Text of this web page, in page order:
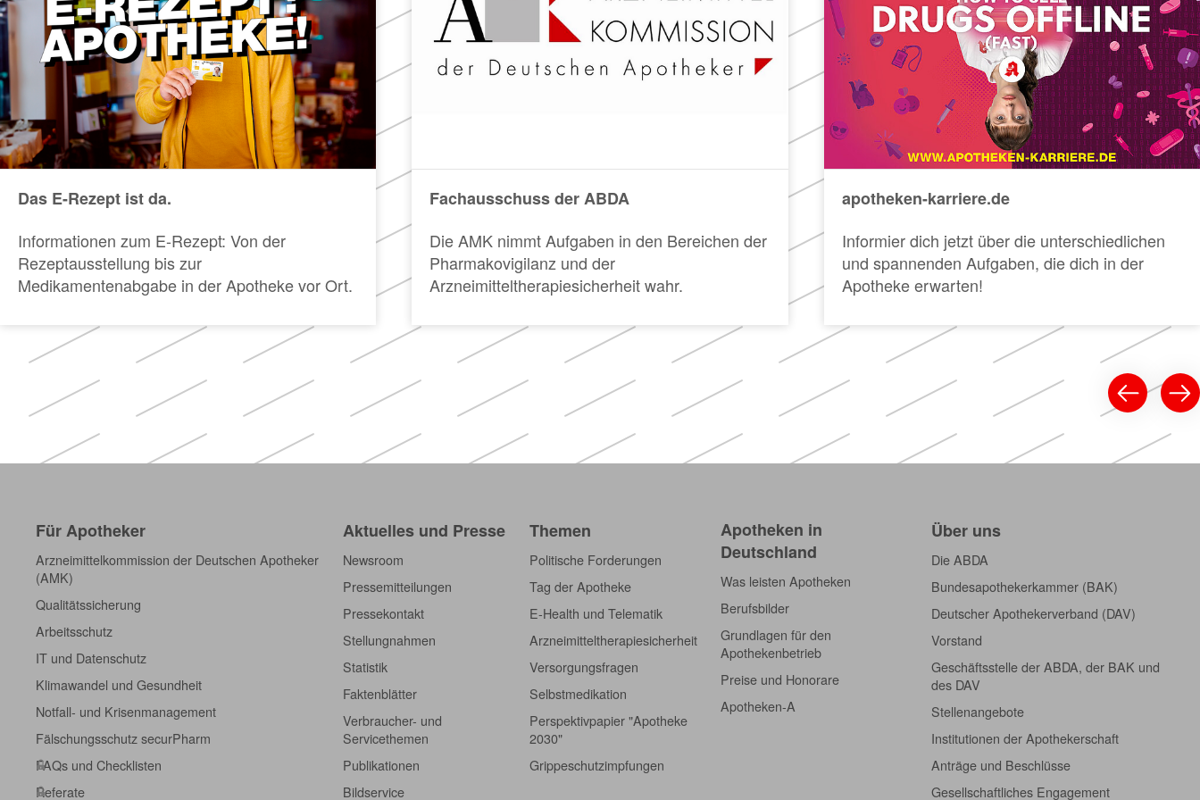
Apothekenverzeichnis
und Beitrittserklärung
zum Rahmenvertrag
a.
den
Rahmenvertrag
die
sowie
Vereinbarung.
der
Apotheke
„Cannabisgesetz“
und
zu
den
sog.
„Cannabisgesetzes“
Apotheken)
Das E-Rezept ist da.
Informationen zum E-Rezept: Von der
Rezeptausstellung bis zur
Medikamentenabgabe in der Apotheke vor Ort.
Fachausschuss der ABDA
Die AMK nimmt Aufgaben in den Bereichen der
Pharmakovigilanz und der
Arzneimitteltherapiesicherheit wahr.
apotheken-karriere.de
Informier dich jetzt über die unterschiedlichen
und spannenden Aufgaben, die dich in der
Apotheke erwarten!
Für Apotheker
Arzneimittelkommission der Deutschen Apotheker
(AMK)
Qualitätssicherung
Arbeitsschutz
IT und Datenschutz
Klimawandel und Gesundheit
Notfall- und Krisenmanagement
Fälschungsschutz securPharm
FAQs und Checklisten
Referate
Aktuelles und Presse
Newsroom
Pressemitteilungen
Pressekontakt
Stellungnahmen
Statistik
Faktenblätter
Verbraucher- und
Servicethemen
Publikationen
Bildservice
Themen
Politische Forderungen
Tag der Apotheke
E-Health und Telematik
Arzneimitteltherapiesicherheit
Versorgungsfragen
Selbstmedikation
Perspektivpapier "Apotheke
2030"
Grippeschutzimpfungen
Apotheken in
Deutschland
Was leisten Apotheken
Berufsbilder
Grundlagen für den
Apothekenbetrieb
Preise und Honorare
Apotheken-A
Über uns
Die ABDA
Bundesapothekerkammer (BAK)
Deutscher Apothekerverband (DAV)
Vorstand
Geschäftsstelle der ABDA, der BAK und
des DAV
Stellenangebote
Institutionen der Apothekerschaft
Anträge und Beschlüsse
Gesellschaftliches Engagement